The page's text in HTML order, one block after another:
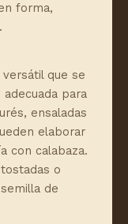
forma,
que se
para
ensaladas
elaborar
con calabaza.
o
de